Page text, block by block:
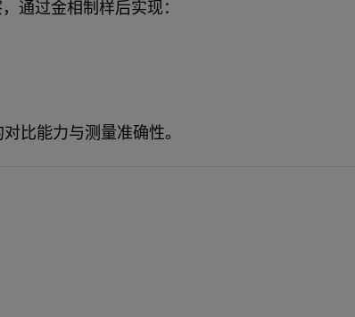
通过金相制样后实现：
比能力与测量准确性。